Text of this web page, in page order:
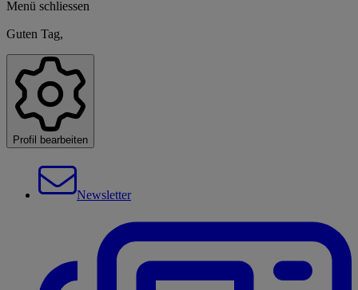
Menü schliessen
Guten Tag,
Profil bearbeiten
Newsletter